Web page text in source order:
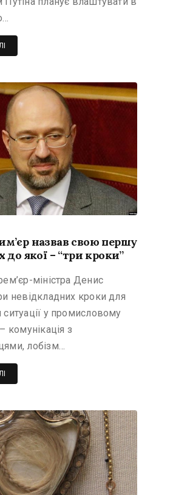
назвав свою першу
до якої – “три кроки”
міністра Денис
невідкладних кроки для
у промисловому
комунікація з
лобізм…